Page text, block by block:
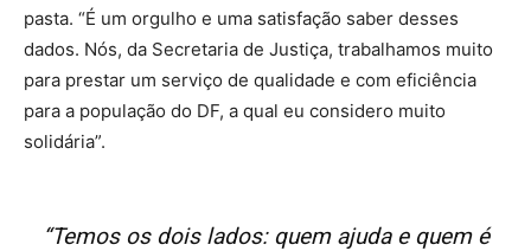
pasta. “É um orgulho e uma satisfação saber desses
dados. Nós, da Secretaria de Justiça, trabalhamos muito
para prestar um serviço de qualidade e com eficiência
para a população do DF, a qual eu considero muito
solidária”.
“Temos os dois lados: quem ajuda e quem é